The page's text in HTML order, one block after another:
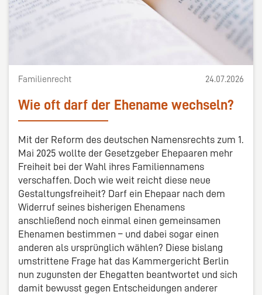
Familienrecht 24.07.2026
Wie oft darf der Ehename wechseln?
Mit der Reform des deutschen Namensrechts zum 1.
Mai 2025 wollte der Gesetzgeber Ehepaaren mehr
Freiheit bei der Wahl ihres Familiennamens
verschaffen. Doch wie weit reicht diese neue
Gestaltungsfreiheit? Darf ein Ehepaar nach dem
Widerruf seines bisherigen Ehenamens
anschließend noch einmal einen gemeinsamen
Ehenamen bestimmen – und dabei sogar einen
anderen als ursprünglich wählen? Diese bislang
umstrittene Frage hat das Kammergericht Berlin
nun zugunsten der Ehegatten beantwortet und sich
damit bewusst gegen Entscheidungen anderer